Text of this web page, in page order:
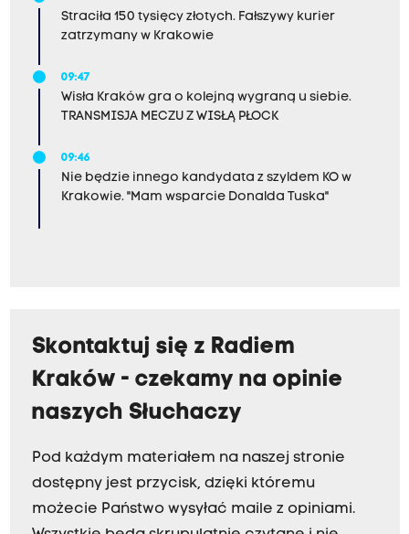
Straciła 150 tysięcy złotych. Fałszywy kurier
zatrzymany w Krakowie
09:47
Wisła Kraków gra o kolejną wygraną u siebie.
TRANSMISJA MECZU Z WISŁĄ PŁOCK
09:46
Nie będzie innego kandydata z szyldem KO w
Krakowie. "Mam wsparcie Donalda Tuska"
Skontaktuj się z Radiem
Kraków - czekamy na opinie
naszych Słuchaczy
Pod każdym materiałem na naszej stronie
dostępny jest przycisk, dzięki któremu
możecie Państwo wysyłać maile z opiniami.